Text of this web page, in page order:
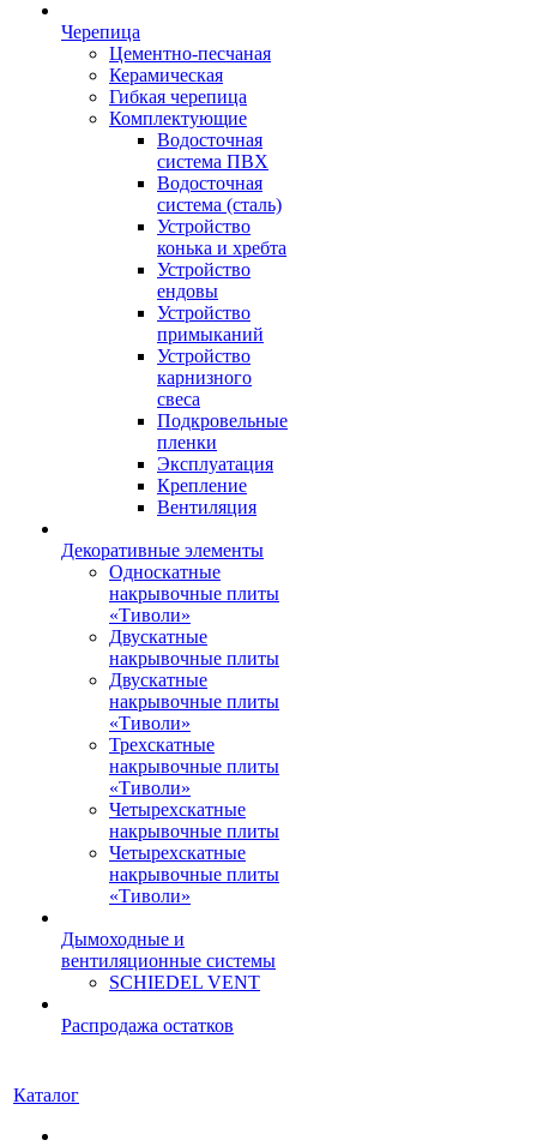
Черепица
Цементно-песчаная
Керамическая
Гибкая черепица
Комплектующие
Водосточная
система ПВХ
Водосточная
система (сталь)
Устройство
конька и хребта
Устройство
ендовы
Устройство
примыканий
Устройство
карнизного
свеса
Подкровельные
пленки
Эксплуатация
Крепление
Вентиляция
Декоративные элементы
Односкатные
накрывочные плиты
«Тиволи»
Двускатные
накрывочные плиты
Двускатные
накрывочные плиты
«Тиволи»
Трехскатные
накрывочные плиты
«Тиволи»
Четырехскатные
накрывочные плиты
Четырехскатные
накрывочные плиты
«Тиволи»
Дымоходные и
вентиляционные системы
SCHIEDEL VENT
Распродажа остатков
Каталог